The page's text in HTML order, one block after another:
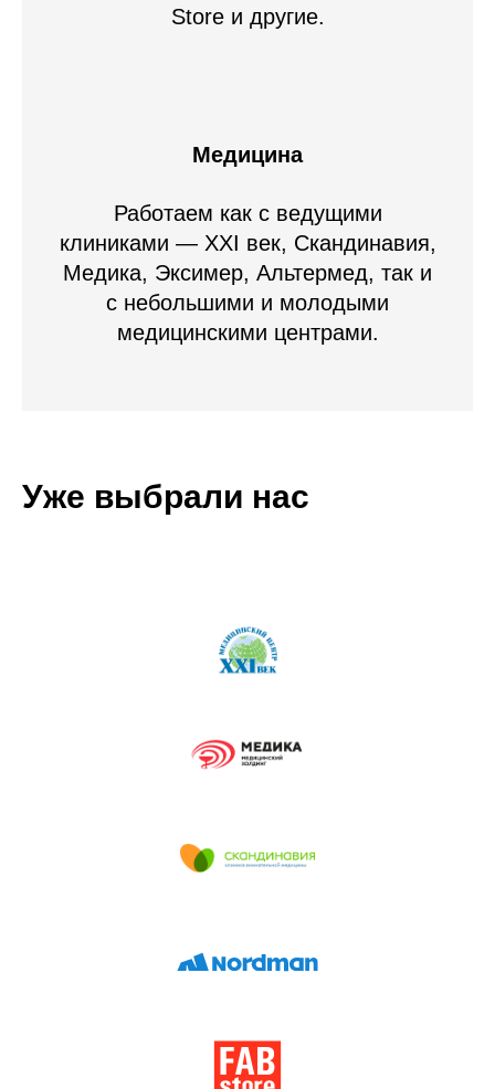
Store и другие.
Медицина
Работаем как с ведущими
клиниками — XXI век, Скандинавия,
Медика, Эксимер, Альтермед, так и
с небольшими и молодыми
медицинскими центрами.
Уже выбрали нас